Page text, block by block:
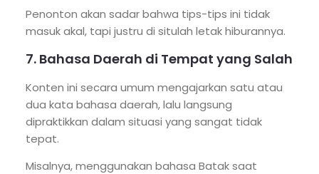
Penonton akan sadar bahwa tips-tips ini tidak
masuk akal, tapi justru di situlah letak hiburannya.
7. Bahasa Daerah di Tempat yang Salah
Konten ini secara umum mengajarkan satu atau
dua kata bahasa daerah, lalu langsung
dipraktikkan dalam situasi yang sangat tidak
tepat.
Misalnya, menggunakan bahasa Batak saat